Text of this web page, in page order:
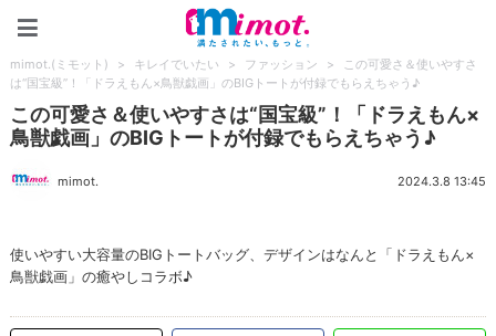
mimot.(ミモット) > キレイでいたい > ファッション >
この可愛さ＆使いやすさ
は“国宝級”！「ドラえもん×鳥獣戯画」のBIGトートが付録でもらえちゃう♪
この可愛さ＆使いやすさは“国宝級”！「ドラえもん×
鳥獣戯画」のBIGトートが付録でもらえちゃう♪
mimot. 2024.3.8 13:45
使いやすい大容量のBIGトートバッグ、デザインはなんと「ドラえもん×
鳥獣戯画」の癒やしコラボ♪